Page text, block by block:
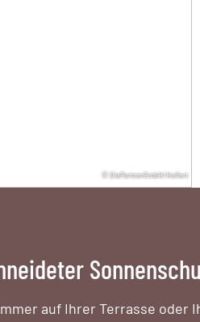
© DiePartnerGmbH/Holfert
auf Ihrer Terrasse oder